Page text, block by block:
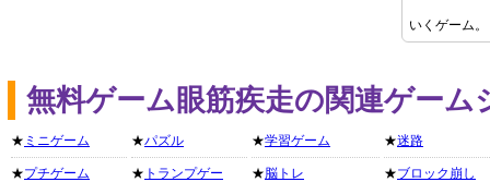
いくゲーム
無料ゲーム眼筋疾走の関連ゲーム
★ ミニゲーム
★プチゲーム
★パズル
★ トランプゲー
★学習ゲーム
★脳トレ
★迷路
★ブロック崩し